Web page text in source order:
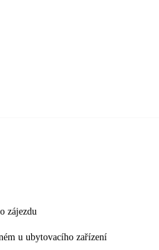
zájezdu
u ubytovacího zařízení